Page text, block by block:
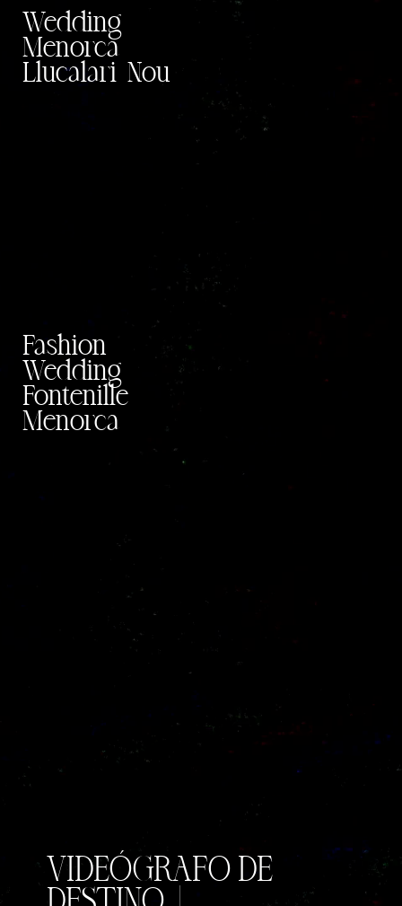
Wedding
Menorca
Llucalari Nou
Fashion
Wedding
Fontenille
Menorca
VIDEÓGRAFO DE